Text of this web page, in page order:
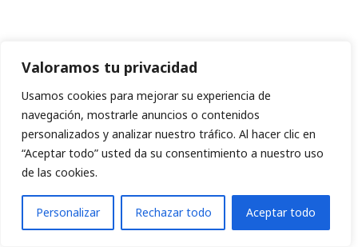
Valoramos tu privacidad
Usamos cookies para mejorar su experiencia de
navegación, mostrarle anuncios o contenidos
personalizados y analizar nuestro tráfico. Al hacer clic en
“Aceptar todo” usted da su consentimiento a nuestro uso
de las cookies.
Personalizar Rechazar todo Aceptar todo